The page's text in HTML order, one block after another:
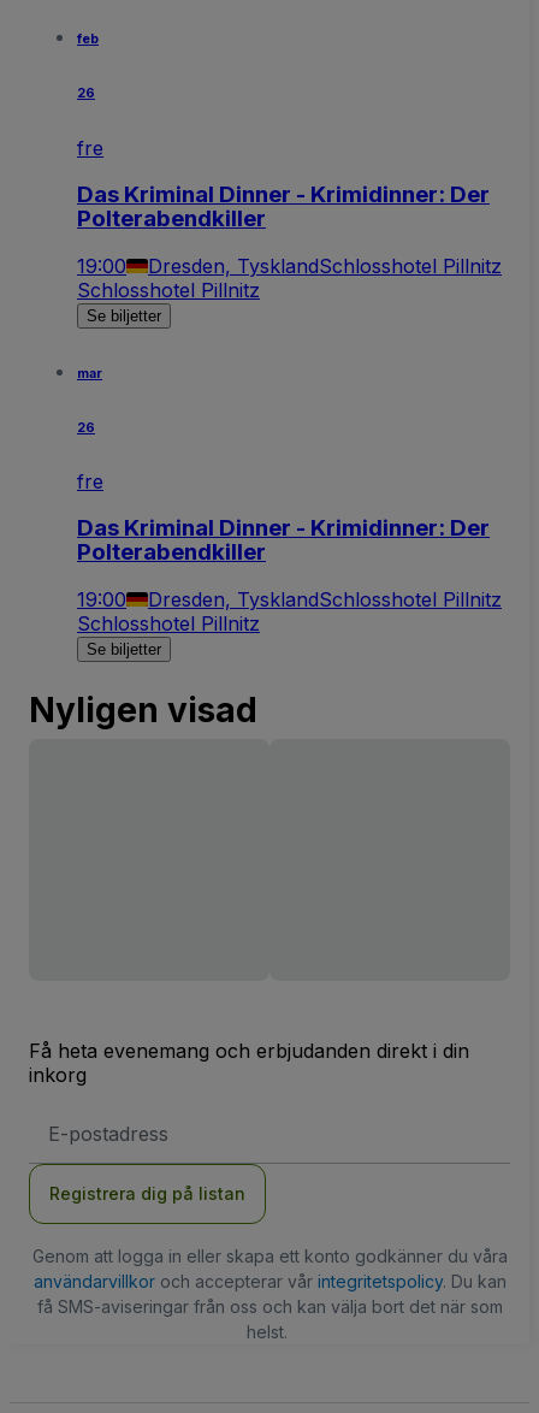
feb
26
fre
Das Kriminal Dinner - Krimidinner: Der
Polterabendkiller
19:00 Dresden, TysklandSchlosshotel Pillnitz
Schlosshotel Pillnitz
Se biljetter
mar
26
fre
Das Kriminal Dinner - Krimidinner: Der
Polterabendkiller
19:00 Dresden, TysklandSchlosshotel Pillnitz
Schlosshotel Pillnitz
Se biljetter
Nyligen visad
Få heta evenemang och erbjudanden direkt i din
inkorg
postadress
Registrera dig på listan
Genom att logga in eller skapa ett konto godkänner du våra
användarvillkoroch accepterar vår integritetspolicy. Du kan
få SMS-aviseringar från oss och kan välja bort det när som
helst.